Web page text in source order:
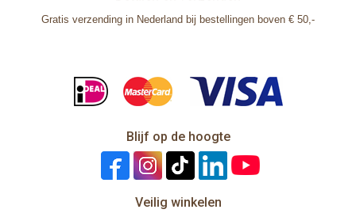
Gratis verzending in Nederland bij bestellingen boven € 50,-
Blijf op de hoogte
Veilig winkelen